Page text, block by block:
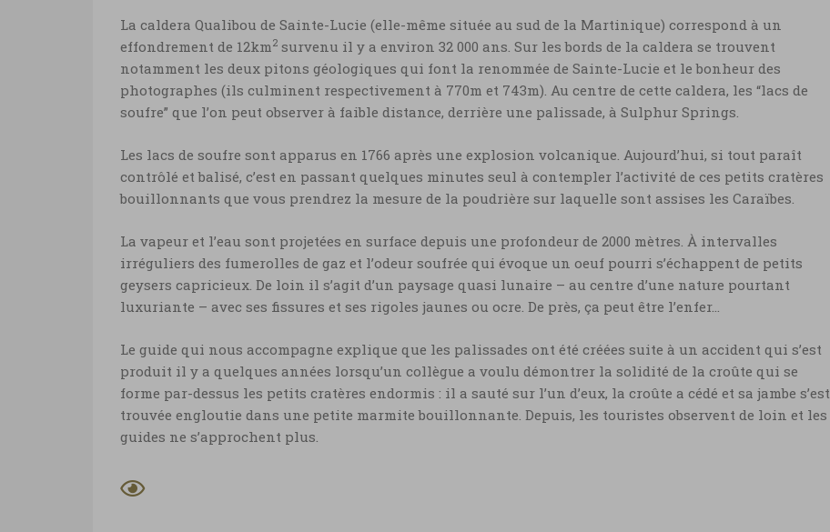
Sainte-Lucie, le soufre de Sulphur Springs ©
Marie-Ange Ostré
Sainte-Lucie, le soufre de Sulphur
Sainte-Lucie, le soufre de Sulphur
Springs
Sainte-Lucie, le soufre de Sulphur Springs ©
Marie-Ange Ostré
La caldera Qualibou de Sainte-Lucie (elle-même située au sud de la Martinique) correspond à un
effondrement de 12km 2 survenu il y a environ 32 000 ans. Sur les bords de la caldera se trouvent
notamment les deux pitons géologiques qui font la renommée de Sainte-Lucie et le bonheur des
photographes (ils culminent respectivement à 770m et 743m). Au centre de cette caldera, les “lacs de
soufre” que l’on peut observer à faible distance, derrière une palissade, à Sulphur Springs.
Les lacs de soufre sont apparus en 1766 après une explosion volcanique. Aujourd’hui, si tout paraît
contrôlé et balisé, c’est en passant quelques minutes seul à contempler l’activité de ces petits cratères
bouillonnants que vous prendrez la mesure de la poudrière sur laquelle sont assises les Caraïbes.
La vapeur et l’eau sont projetées en surface depuis une profondeur de 2000 mètres. À intervalles
irréguliers des fumerolles de gaz et l’odeur soufrée qui évoque un oeuf pourri s’échappent de petits
geysers capricieux. De loin il s’agit d’un paysage quasi lunaire – au centre d’une nature pourtant
luxuriante – avec ses fissures et ses rigoles jaunes ou ocre. De près, ça peut être l’enfer…
Le guide qui nous accompagne explique que les palissades ont été créées suite à un accident qui s’est
produit il y a quelques années lorsqu’un collègue a voulu démontrer la solidité de la croûte qui se
forme par-dessus les petits cratères endormis : il a sauté sur l’un d’eux, la croûte a cédé et sa jambe s’est
trouvée engloutie dans une petite marmite bouillonnante. Depuis, les touristes observent de loin et les
guides ne s’approchent plus.